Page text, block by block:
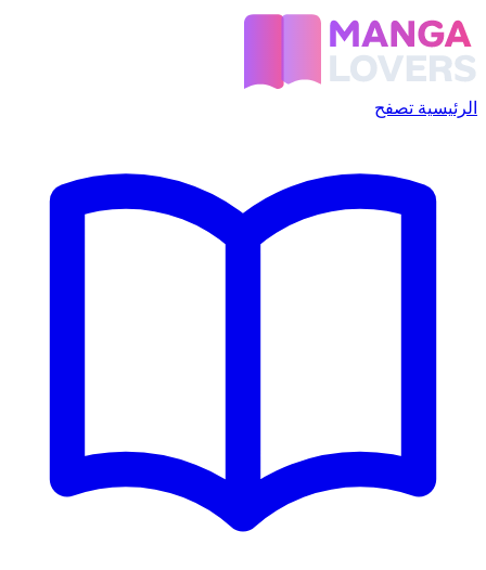
الرئيسية تصفح